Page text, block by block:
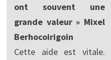
ont souvent une
grande valeur » Mixel
Berhocoirigoin
Cette aide est vitale.